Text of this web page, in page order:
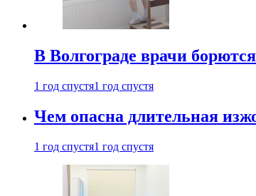
В Волгограде врачи
1 год спустя1 год спустя
Чем опасна длительная
1 год спустя1 год спустя